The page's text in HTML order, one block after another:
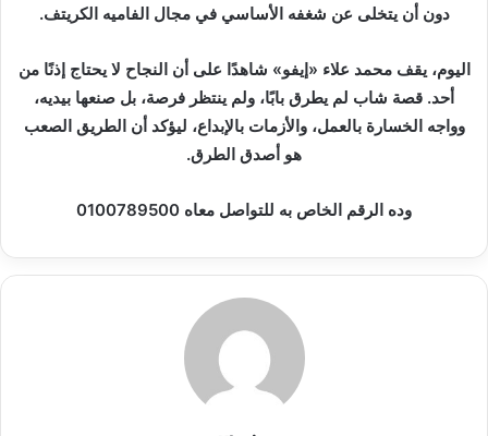
دون أن يتخلى عن شغفه الأساسي في مجال الفاميه الكريتف.
اليوم، يقف محمد علاء «إيفو» شاهدًا على أن النجاح لا يحتاج إذنًا من
أحد. قصة شاب لم يطرق بابًا، ولم ينتظر فرصة، بل صنعها بيديه،
وواجه الخسارة بالعمل، والأزمات بالإبداع، ليؤكد أن الطريق الصعب
هو أصدق الطرق.
وده الرقم الخاص به للتواصل معاه 0100789500